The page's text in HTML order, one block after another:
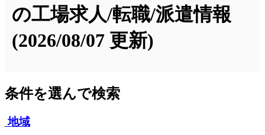
の工場求人/転職/派遣情報
(2026/08/07 更新)
条件を選んで検索
地域